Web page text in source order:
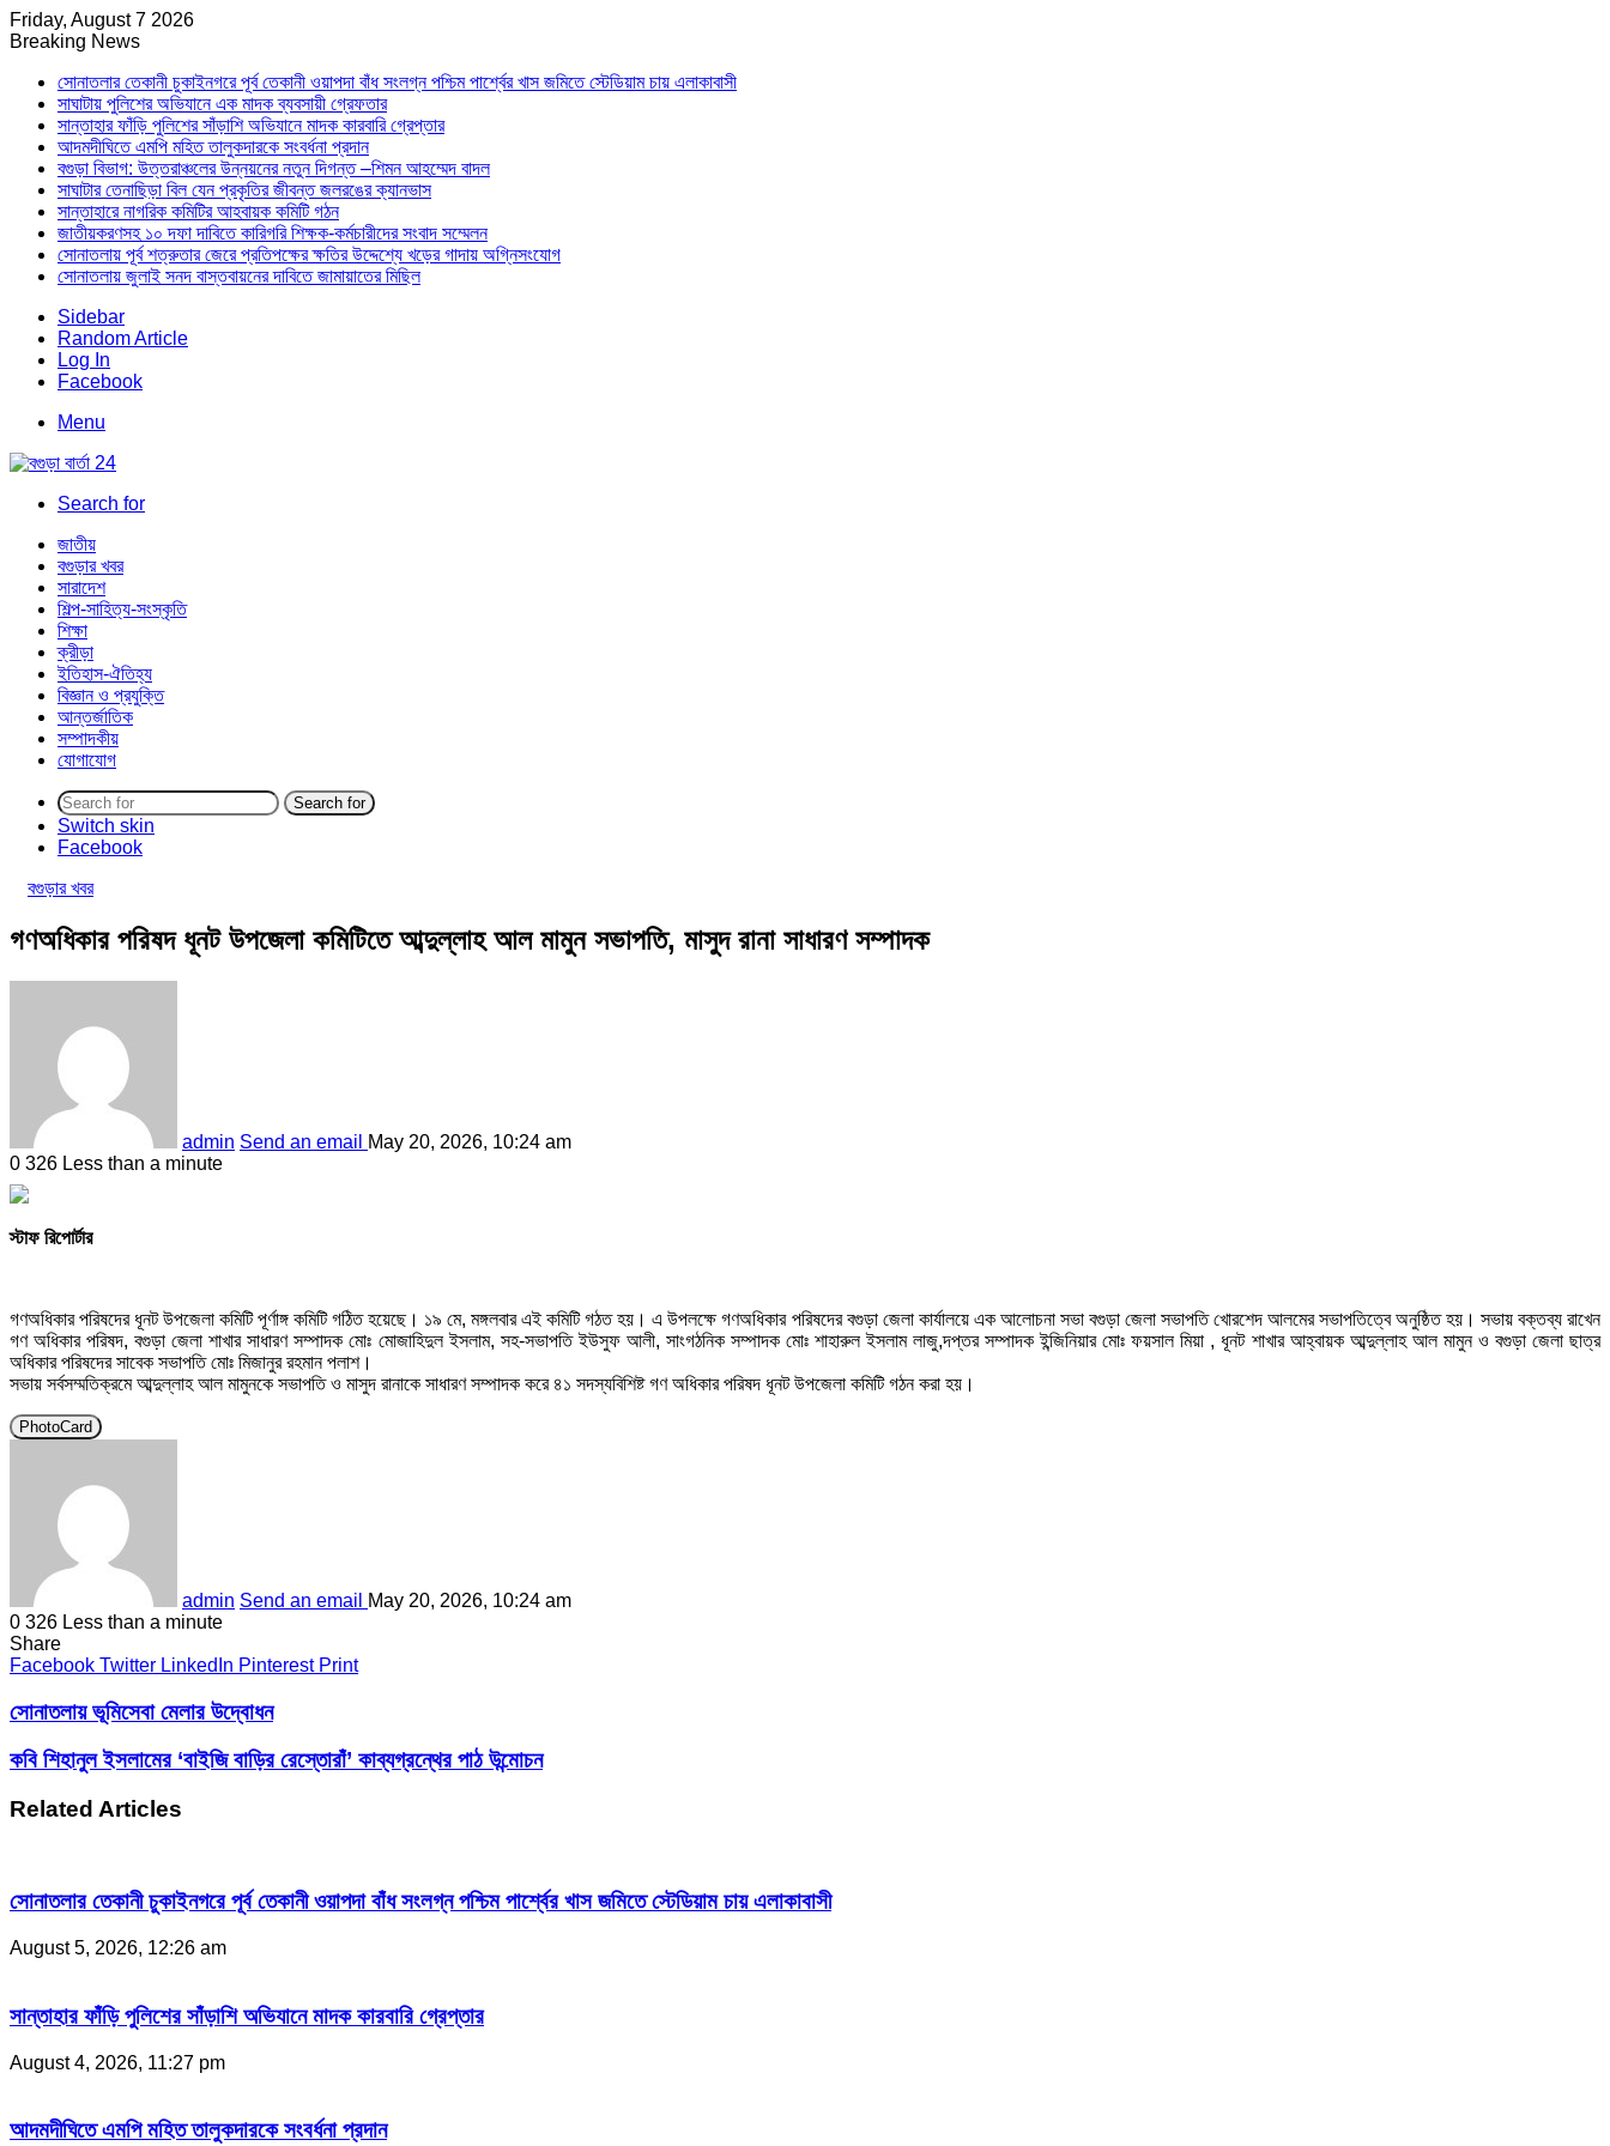
Friday, August 7 2026
Breaking News
সোনাতলার তেকানী চুকাইনগরে পূর্ব তেকানী ওয়াপদা বাঁধ সংলগ্ন পশ্চিম পার্শ্বের খাস জমিতে স্টেডিয়াম চায় এলাকাবাসী
সাঘাটায় পুলিশের অভিযানে এক মাদক ব্যবসায়ী গ্রেফতার
সান্তাহার ফাঁড়ি পুলিশের সাঁড়াশি অভিযানে মাদক কারবারি গ্রেপ্তার
আদমদীঘিতে এমপি মহিত তালুকদারকে সংবর্ধনা প্রদান
বগুড়া বিভাগ: উত্তরাঞ্চলের উন্নয়নের নতুন দিগন্ত –শিমন আহম্মেদ বাদল
সাঘাটার তেনাছিড়া বিল যেন প্রকৃতির জীবন্ত জলরঙের ক্যানভাস
সান্তাহারে নাগরিক কমিটির আহবায়ক কমিটি গঠন
জাতীয়করণসহ ১০ দফা দাবিতে কারিগরি শিক্ষক-কর্মচারীদের সংবাদ সম্মেলন
সোনাতলায় পূর্ব শত্রুতার জেরে প্রতিপক্ষের ক্ষতির উদ্দেশ্যে খড়ের গাদায় অগ্নিসংযোগ
সোনাতলায় জুলাই সনদ বাস্তবায়নের দাবিতে জামায়াতের মিছিল
Sidebar
Random Article
Log In
Facebook
Menu
Search for
জাতীয়
বগুড়ার খবর
সারাদেশ
শিল্প-সাহিত্য-সংস্কৃতি
শিক্ষা
ক্রীড়া
ইতিহাস-ঐতিহ্য
বিজ্ঞান ও প্রযুক্তি
আন্তর্জাতিক
সম্পাদকীয়
যোগাযোগ
Search for
Switch skin
Facebook
বগুড়ার খবর
গণঅধিকার পরিষদ ধূনট উপজেলা কমিটিতে আব্দুল্লাহ আল মামুন সভাপতি, মাসুদ রানা সাধারণ সম্পাদক
admin Send an email
May 20, 2026, 10:24 am
0 326 Less than a minute
স্টাফ রিপোর্টার
গণঅধিকার পরিষদের ধূনট উপজেলা কমিটি পূর্ণাঙ্গ কমিটি গঠিত হয়েছে। ১৯ মে, মঙ্গলবার এই কমিটি গঠত হয়। এ উপলক্ষে গণঅধিকার পরিষদের বগুড়া জেলা কার্যালয়ে এক আলোচনা সভা বগুড়া জেলা সভাপতি খোরশেদ আলমের সভাপতিত্বে অনুষ্ঠিত হয়। সভায় বক্তব্য রাখেন
গণ অধিকার পরিষদ, বগুড়া জেলা শাখার সাধারণ সম্পাদক মোঃ মোজাহিদুল ইসলাম, সহ-সভাপতি ইউসুফ আলী, সাংগঠনিক সম্পাদক মোঃ শাহারুল ইসলাম লাজু,দপ্তর সম্পাদক ইন্জিনিয়ার মোঃ ফয়সাল মিয়া , ধূনট শাখার আহ্বায়ক আব্দুল্লাহ আল মামুন ও বগুড়া জেলা ছাত্র
অধিকার পরিষদের সাবেক সভাপতি মোঃ মিজানুর রহমান পলাশ।
সভায় সর্বসম্মতিক্রমে আব্দুল্লাহ আল মামুনকে সভাপতি ও মাসুদ রানাকে সাধারণ সম্পাদক করে ৪১ সদস্যবিশিষ্ট গণ অধিকার পরিষদ ধূনট উপজেলা কমিটি গঠন করা হয়।
PhotoCard
admin Send an email
May 20, 2026, 10:24 am
0 326 Less than a minute
Share
Facebook Twitter LinkedIn Pinterest Print
সোনাতলায় ভূমিসেবা মেলার উদ্বোধন
কবি শিহানুল ইসলামের ‘বাইজি বাড়ির রেস্তোরাঁ’ কাব্যগ্রন্থের পাঠ উন্মোচন
Related Articles
সোনাতলার তেকানী চুকাইনগরে পূর্ব তেকানী ওয়াপদা বাঁধ সংলগ্ন পশ্চিম পার্শ্বের খাস জমিতে স্টেডিয়াম চায় এলাকাবাসী
August 5, 2026, 12:26 am
সান্তাহার ফাঁড়ি পুলিশের সাঁড়াশি অভিযানে মাদক কারবারি গ্রেপ্তার
August 4, 2026, 11:27 pm
আদমদীঘিতে এমপি মহিত তালুকদারকে সংবর্ধনা প্রদান